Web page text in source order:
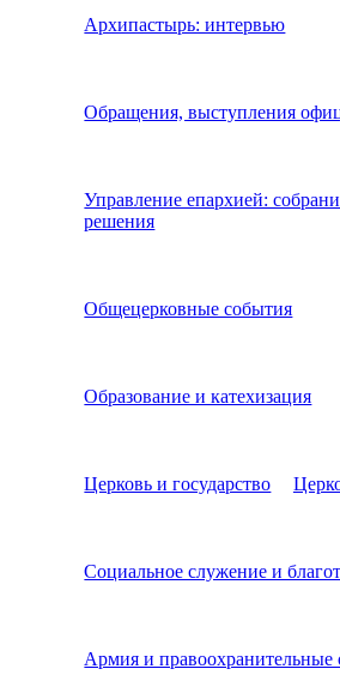
Архипастырь: интервью
Обращения, выступления
Управление епархией:
решения
Общецерковные события
Образование и катехизация
Церковь и государство
Социальное служение и
Армия и правоохранительные